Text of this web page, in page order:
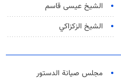
الشيخ عيسى قاسم
الشيخ الزكزاكي
مجلس صيانة الدستور